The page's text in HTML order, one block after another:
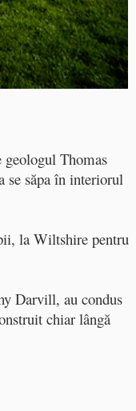
geologul Thomas
se săpa în interiorul
la Wiltshire pentru
Darvill, au condus
chiar lângă